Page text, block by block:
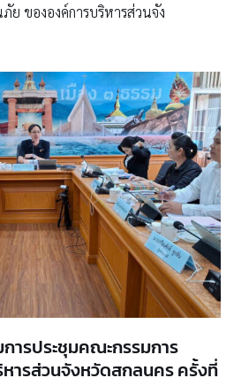
ย ขององค์การบริหารส่วนจัง
ารประชุมคณะกรรมการ
ารส่วนจังหวัดสกลนคร ครั้งที่